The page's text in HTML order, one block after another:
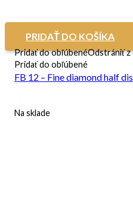
PRIDAŤ DO KOŠÍKA
Pridať do obľúbenéOdstrániť z
Pridať do obľúbené
FB 12 – Fine diamond half
Na sklade